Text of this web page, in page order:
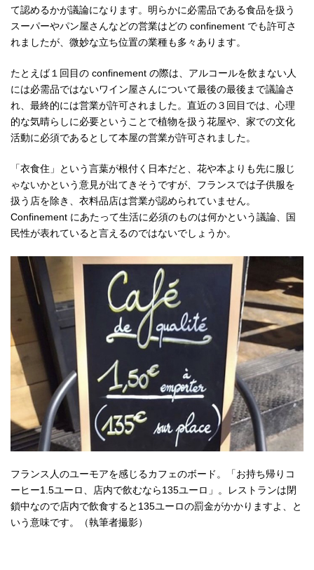
て認めるかが議論になります。明らかに必需品である食品を扱う
スーパーやパン屋さんなどの営業はどの confinement でも許可さ
れましたが、微妙な立ち位置の業種も多々あります。
たとえば１回目の confinement の際は、アルコールを飲まない人
には必需品ではないワイン屋さんについて最後の最後まで議論さ
れ、最終的には営業が許可されました。直近の３回目では、心理
的な気晴らしに必要ということで植物を扱う花屋や、家での文化
活動に必須であるとして本屋の営業が許可されました。
「衣食住」という言葉が根付く日本だと、花や本よりも先に服じ
ゃないかという意見が出てきそうですが、フランスでは子供服を
扱う店を除き、衣料品店は営業が認められていません。
Confinement にあたって生活に必須のものは何かという議論、国
民性が表れていると言えるのではないでしょうか。
フランス人のユーモアを感じるカフェのボード。「お持ち帰りコ
ーヒー1.5ユーロ、店内で飲むなら135ユーロ」。レストランは閉
鎖中なので店内で飲食すると135ユーロの罰金がかかりますよ、と
いう意味です。（執筆者撮影）